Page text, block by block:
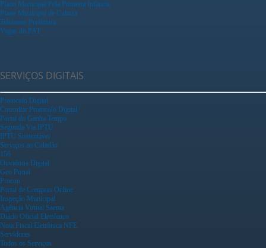
Plano Municipal Pela Primeira Infância
Plano Municipal de Cultura
Telefones Prefeitura
Vagas do PAT
SERVIÇOS DIGITAIS
Protocolo Digital
Consultar Protocolo Digital
Portal do Ganha Tempo
Segunda Via IPTU
IPTU Sustentável
Serviços ao Cidadão
156
Ouvidoria Digital
Geo Portal
Procon
Portal de Compras Online
Inspeção Municipal
Agência Virtual Saema
Diário Oficial Eletrônico
Nota Fiscal Eletrônica NFE
Servidores
Todos os Serviços